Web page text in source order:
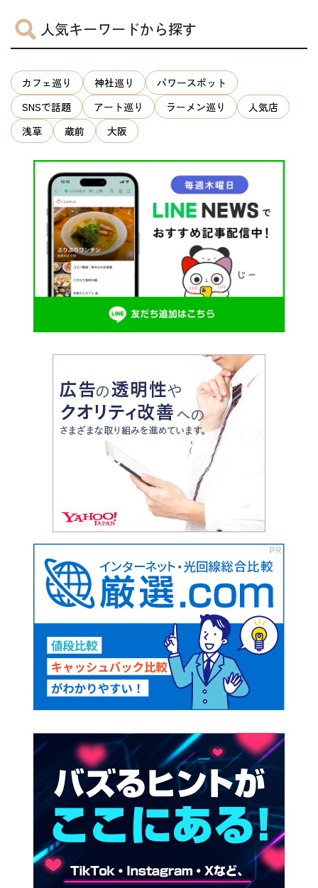
人気キーワードから探す
カフェ巡り 神社巡り
パワースポット
SNSで話題
アート巡り ラーメン巡り
人気店
浅草
蔵前 大阪